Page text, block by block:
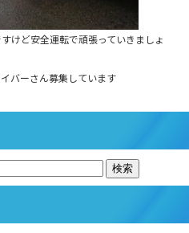
けど安全運転で頑張っていきましょ
バーさん募集しています